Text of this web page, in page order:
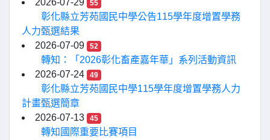
2026-07-29
55
彰化縣立芳苑國民中學公告115學年度增置學務
人力甄選結果
2026-07-09
52
轉知：「2026彰化畜產嘉年華」系列活動資訊
2026-07-24
49
彰化縣立芳苑國民中學115學年度增置學務人力
計畫甄選簡章
2026-07-13
45
轉知國際重要比賽項目